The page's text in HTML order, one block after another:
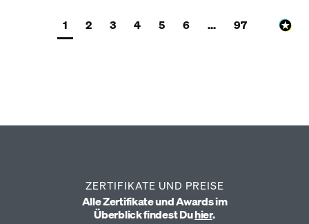
1 2 3 4 5 6 ... 97
ZERTIFIKATE UND PREISE
Alle Zertifikate und Awards im
Überblick findest Duhier.